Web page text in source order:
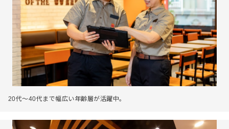
20代～40代まで幅広い年齢層が活躍中。